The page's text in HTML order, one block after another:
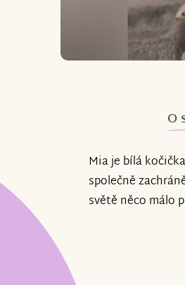
O
Mia je bílá
společně
světě něco málo